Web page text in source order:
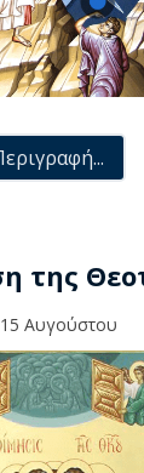
της
Αυγούστου